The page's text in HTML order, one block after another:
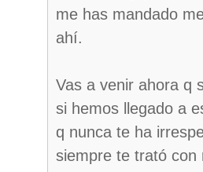
me has mandado
ahí.
Vas a venir ahora q
si hemos llegado a
q nunca te ha
siempre te trató con